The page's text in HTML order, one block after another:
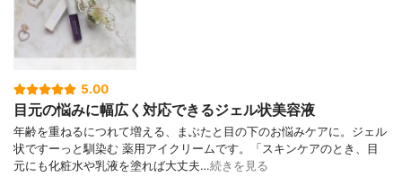
5.00
目元の悩みに幅広く対応できるジェル状美容液
年齢を重ねるにつれて増える、まぶたと目の下のお悩みケアに。ジェル
状ですーっと馴染む 薬用アイクリームです。「スキンケアのとき、目
元にも化粧水や乳液を塗れば大丈夫…続きを見る